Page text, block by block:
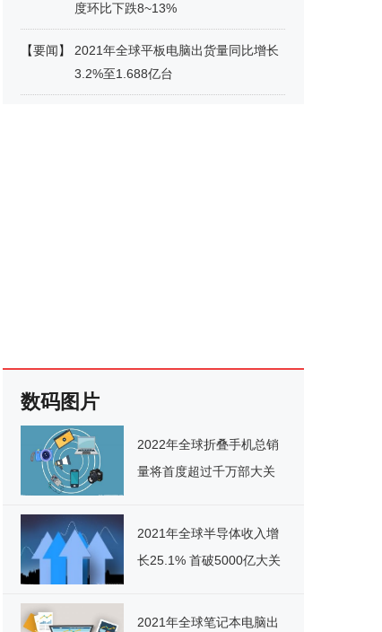
度环比下跌8~13%
【要闻】
2021年全球平板电脑出货量同比增长
3.2%至1.688亿台
数码图片
2022年全球折叠手机总销
量将首度超过千万部大关
2021年全球半导体收入增
长25.1% 首破5000亿大关
2021年全球笔记本电脑出